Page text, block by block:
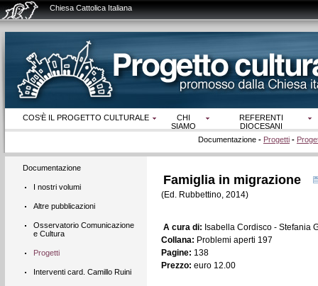
Chiesa Cattolica Italiana
COS‘È IL PROGETTO CULTURALE
CHI
SIAMO
REFERENTI
DIOCESANI
Documentazione - Progetti -
Documentazione
I nostri volumi
Altre pubblicazioni
Osservatorio Comunicazione
e Cultura
Progetti
Interventi card. Camillo Ruini
Famiglia in migrazione
(Ed. Rubbettino, 2014)
A cura di: Isabella Cordisco - Stefania
Collana: Problemi aperti 197
Pagine: 138
Prezzo: euro 12.00